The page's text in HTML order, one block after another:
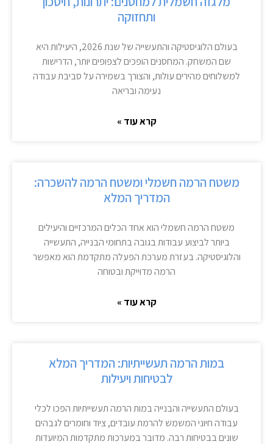
ותחזוקה
בעולם הלוגיסטיקה והתעשייה של שנת 2026, היעילות היא
שם המשחק. המחסנים הופכים לצפופים יותר, הדרישות
למשלוחים מהירים עולות, והצורך בשמירה על סביבת עבודה
נעימה ובריאה
קרא עוד »
משטח הרמה חשמלי ומשטח הרמה להשכרה:
המדריך המלא
משטח הרמה חשמלי הוא אחד הכלים המרכזיים והיעילים
ביותר לביצוע עבודות בגובה בתחומי הבנייה, התעשייה
והלוגיסטיקה. בעזרת מערכת הפעלה מתקדמת הוא מאפשר
הרמה מדוייקת ובטוחה
קרא עוד »
במות הרמה תעשייתיות: המדריך המלא
לבטיחות ויעילות
בעולם התעשייה והבנייה במות הרמה תעשייתיות הפכו לכלי
עבודה חיוני המשמש להרמת עובדים, ציוד וחומרים לגבהים
שונים בבטיחות רבה. מדובר במערכות מתקדמות המיועדות